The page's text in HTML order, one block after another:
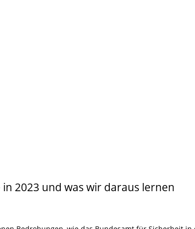
2023 und was wir daraus lernen